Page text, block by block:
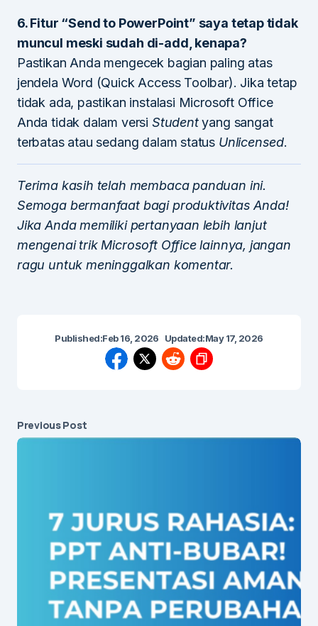
6. Fitur “Send to PowerPoint” saya tetap tidak
muncul meski sudah di-add, kenapa?
Pastikan Anda mengecek bagian paling atas
jendela Word (Quick Access Toolbar). Jika tetap
tidak ada, pastikan instalasi Microsoft Office
Anda tidak dalam versi Studentyang sangat
terbatas atau sedang dalam status Unlicensed.
Terima kasih telah membaca panduan ini.
Semoga bermanfaat bagi produktivitas Anda!
Jika Anda memiliki pertanyaan lebih lanjut
mengenai trik Microsoft Office lainnya, jangan
ragu untuk meninggalkan komentar.
Published:Feb 16, 2026 Updated:May 17, 2026
Previous Post